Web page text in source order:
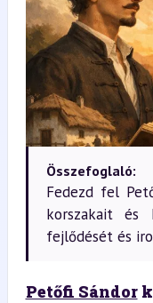
Összefoglaló:
Fedezd fel
korszakait és
fejlődését és
Petőfi Sándor